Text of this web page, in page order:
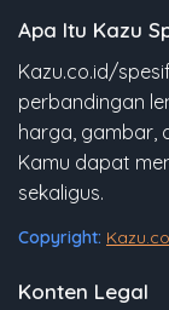
Apa Itu Kazu
Kazu.co.id/
perbandingan
harga, gambar,
Kamu dapat
sekaligus.
Copyright:
Konten Legal